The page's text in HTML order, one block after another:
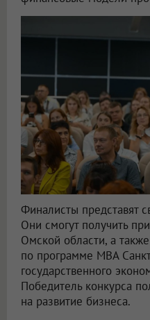
Финалисты представят
Они смогут получить
Омской области, а
по программе MBA
государственного
Победитель конкурса
на развитие бизнеса.